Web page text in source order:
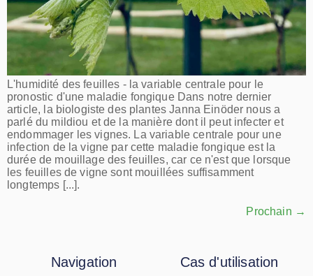
L'humidité des feuilles - la variable centrale pour le
pronostic d'une maladie fongique Dans notre dernier
article, la biologiste des plantes Janna Einöder nous a
parlé du mildiou et de la manière dont il peut infecter et
endommager les vignes. La variable centrale pour une
infection de la vigne par cette maladie fongique est la
durée de mouillage des feuilles, car ce n'est que lorsque
les feuilles de vigne sont mouillées suffisamment
longtemps [...].
Prochain →
Navigation Cas d'utilisation